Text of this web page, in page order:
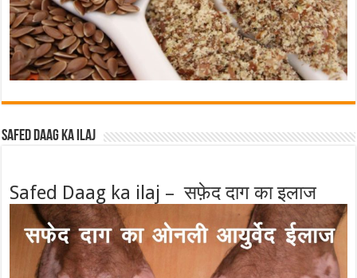
Safed Daag ka ilaj
Safed Daag ka ilaj – सफ़ेद दाग का इलाज